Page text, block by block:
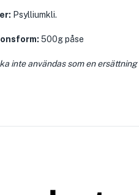
Psylliumkli.
500g påse
inte användas som en